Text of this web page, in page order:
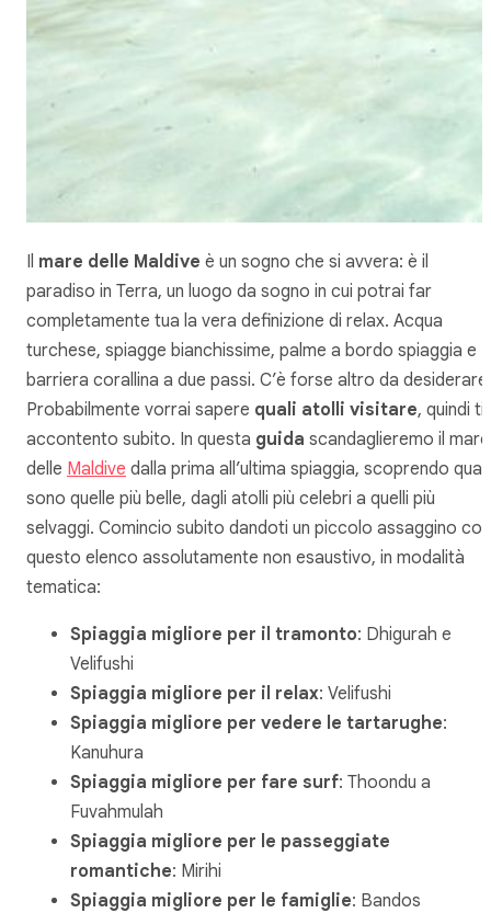
Il mare delle Maldive è un sogno che si avvera: è il
paradiso in Terra, un luogo da sogno in cui potrai far
completamente tua la vera definizione di relax. Acqua
turchese, spiagge bianchissime, palme a bordo spiaggia e
barriera corallina a due passi. C’è forse altro da
Probabilmente vorrai sapere quali atolli visitare, quindi ti
accontento subito. In questa guida scandaglieremo il mare
delle Maldive dalla prima all’ultima spiaggia, scoprendo quali
sono quelle più belle, dagli atolli più celebri a quelli più
selvaggi. Comincio subito dandoti un piccolo assaggino con
questo elenco assolutamente non esaustivo, in modalità
tematica:
Spiaggia migliore per il tramonto: Dhigurah e
Velifushi
Spiaggia migliore per il relax: Velifushi
Spiaggia migliore per vedere le tartarughe:
Kanuhura
Spiaggia migliore per fare surf: Thoondu a
Fuvahmulah
Spiaggia migliore per le passeggiate
romantiche: Mirihi
Spiaggia migliore per le famiglie: Bandos